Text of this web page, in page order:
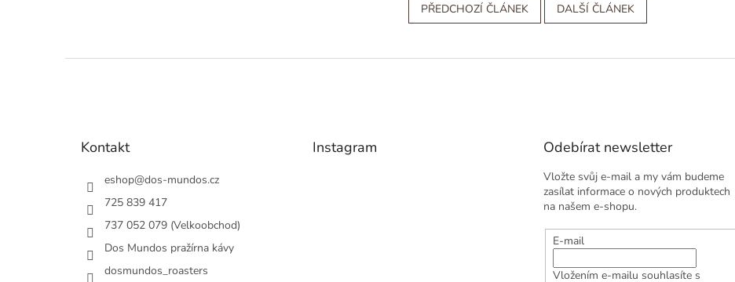
PŘEDCHOZÍ ČLÁNEK DALŠÍ ČLÁNEK
Kontakt
eshop@dos-mundos.cz
725 839 417
737 052 079 (Velkoobchod)
Dos Mundos pražírna kávy
dosmundos_roasters
Instagram Odebírat newsletter
Vložte svůj e-mail a my vám budeme
zasílat informace o nových produktech
na našem e-shopu.
E-mail
Vložením e-mailu souhlasíte s